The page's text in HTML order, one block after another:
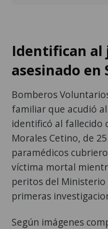
Identifican al
asesinado en
Bomberos
familiar que acudió
identificó al fallecido
Morales Cetino, de
paramédicos
víctima mortal
peritos del Ministerio
primeras
Según imágenes